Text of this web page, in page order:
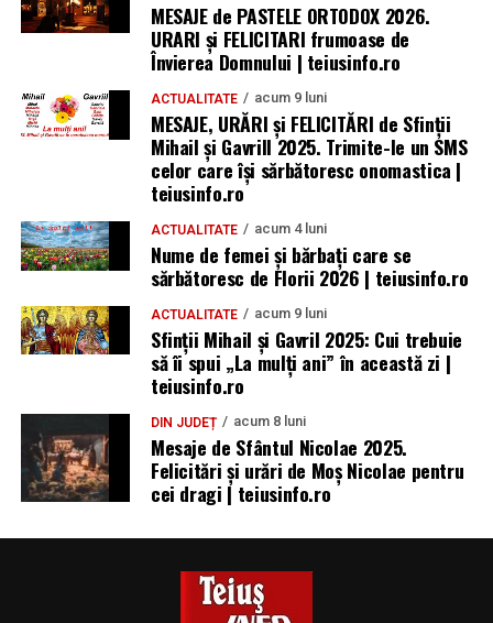
MESAJE de PASTELE ORTODOX 2026.
URARI și FELICITARI frumoase de
Învierea Domnului | teiusinfo.ro
ACTUALITATE acum 9 luni
MESAJE, URĂRI și FELICITĂRI de Sfinții
Mihail și Gavrill 2025. Trimite-le un SMS
celor care își sărbătoresc onomastica |
teiusinfo.ro
ACTUALITATE acum 4 luni
Nume de femei și bărbați care se
sărbătoresc de Florii 2026 | teiusinfo.ro
ACTUALITATE acum 9 luni
Sfinții Mihail și Gavril 2025: Cui trebuie
să îi spui „La mulţi ani” în această zi |
teiusinfo.ro
DIN JUDEȚ acum 8 luni
Mesaje de Sfântul Nicolae 2025.
Felicitări și urări de Moș Nicolae pentru
cei dragi | teiusinfo.ro